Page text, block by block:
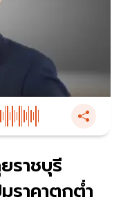
ราชบุรี
ราคาตกต่ำ